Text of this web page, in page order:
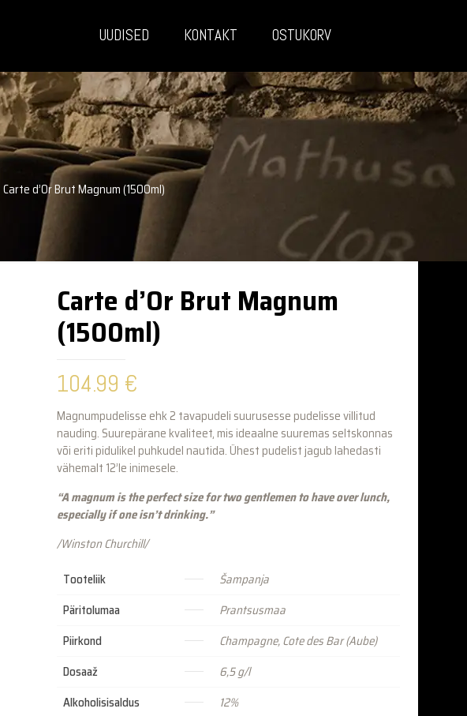
UUDISED KONTAKT OSTUKORV
Carte d’Or Brut Magnum (1500ml)
Carte d’Or Brut Magnum
(1500ml)
104.99 €
Magnumpudelisse ehk 2 tavapudeli suurusesse pudelisse villitud
nauding. Suurepärane kvaliteet, mis ideaalne suuremas seltskonnas
või eriti pidulikel puhkudel nautida. Ühest pudelist jagub lahedasti
vähemalt 12’le inimesele.
“A magnum is the perfect size for two gentlemen to have over lunch,
especially if one isn’t drinking.”
/Winston Churchill/
Tooteliik
Šampanja
Päritolumaa
Prantsusmaa
Piirkond
Champagne, Cote des Bar (Aube)
Dosaaž
6,5 g/l
Alkoholisisaldus
12%